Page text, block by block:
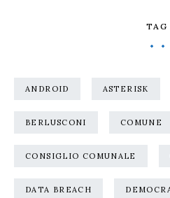
TAG
ANDROID ASTERISK
BERLUSCONI COMUNE
CONSIGLIO COMUNALE
DATA BREACH